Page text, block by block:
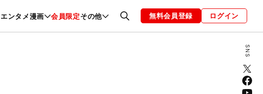
エンタメ漫画 会員限定その他
グルメ ファッション 恋愛・結婚 編集部 お知らせ
無料会員登録 ログイン